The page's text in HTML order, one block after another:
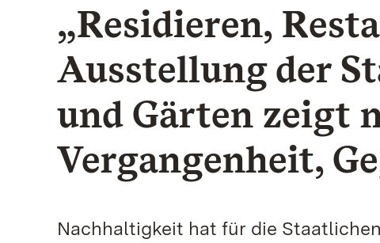
„Residieren,
Ausstellung der
und Gärten zeigt
Vergangenheit,
Nachhaltigkeit hat für die